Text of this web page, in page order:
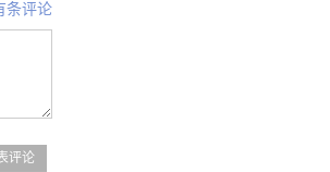
条评论